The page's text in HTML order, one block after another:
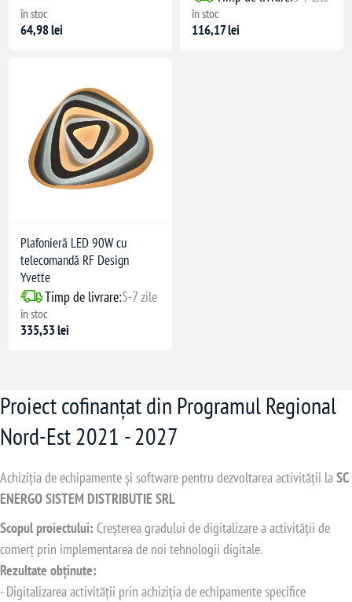
în stoc
64,98 lei
în stoc
116,17 lei
Plafonieră LED 90W cu
telecomandă RF Design
Yvette
Timp de livrare:5-7 zile
în stoc
335,53 lei
Proiect cofinanțat din Programul Regional
Nord-Est 2021 - 2027
Achiziția de echipamente și software pentru dezvoltarea activității la SC
ENERGO SISTEM DISTRIBUTIE SRL
Scopul proiectului: Creșterea gradului de digitalizare a activității de
comerț prin implementarea de noi tehnologii digitale.
Rezultate obținute:
- Digitalizarea activității prin achiziția de echipamente specifice